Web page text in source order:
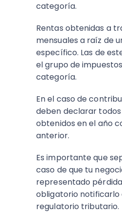
categoría.
Rentas obtenidas a
mensuales a raíz de
específico. Las de
el grupo de
categoría.
En el caso de
deben declarar todos
obtenidos en el año
anterior.
Es importante que
caso de que tu
representado
obligatorio notificarlo
regulatorio tributario.